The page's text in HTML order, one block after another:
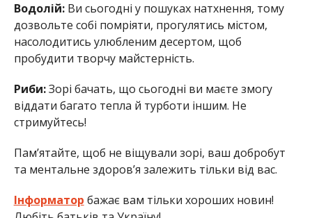
Водолій: Ви сьогодні у пошуках натхнення, тому
дозвольте собі помріяти, прогулятись містом,
насолодитись улюбленим десертом, щоб
пробудити творчу майстерність.
Риби:Зорі бачать, що сьогодні ви маєте змогу
віддати багато тепла й турботи іншим. Не
стримуйтесь!
Пам’ятайте, щоб не віщували зорі, ваш добробут
та ментальне здоров’я залежить тільки від вас.
Інформатор бажає вам тільки хороших новин!